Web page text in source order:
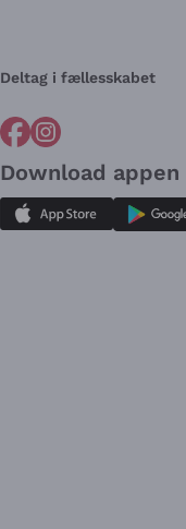
Deltag i fællesskabet
Download appen